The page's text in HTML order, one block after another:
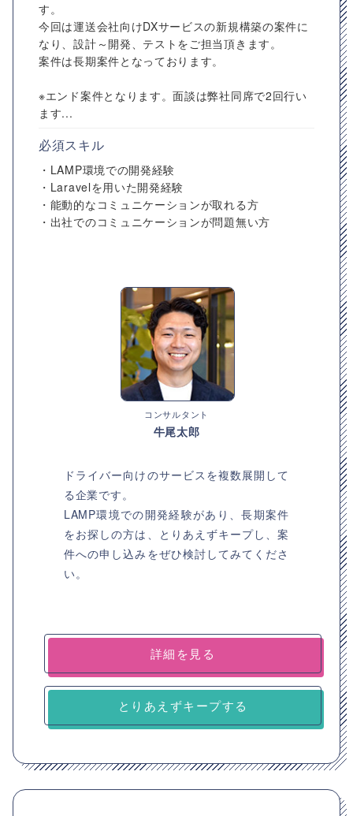
す。
今回は運送会社向けDXサービスの新規構築の案件に
なり、設計～開発、テストをご担当頂きます。
案件は長期案件となっております。
※エンド案件となります。面談は弊社同席で2回行い
ます...
必須スキル
・LAMP環境での開発経験
・Laravelを用いた開発経験
・能動的なコミュニケーションが取れる方
・出社でのコミュニケーションが問題無い方
コンサルタント
牛尾太郎
ドライバー向けのサービスを複数展開して
る企業です。
LAMP環境での開発経験があり、長期案件
をお探しの方は、とりあえずキープし、案
件への申し込みをぜひ検討してみてくださ
い。
詳細を見る
とりあえずキープする